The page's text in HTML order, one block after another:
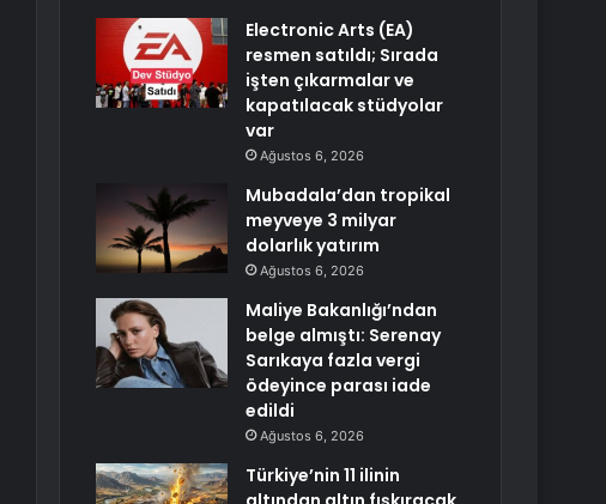
Electronic Arts (EA)
resmen satıldı; Sırada
işten çıkarmalar ve
kapatılacak stüdyolar
var
Ağustos 6, 2026
Mubadala’dan tropikal
meyveye 3 milyar
dolarlık yatırım
Ağustos 6, 2026
Maliye Bakanlığı’ndan
belge almıştı: Serenay
Sarıkaya fazla vergi
ödeyince parası iade
edildi
Ağustos 6, 2026
Türkiye’nin 11 ilinin